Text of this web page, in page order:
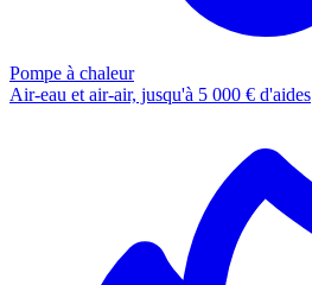
Pompe à chaleur
Air-eau et air-air, jusqu'à 5 000 € d'aides